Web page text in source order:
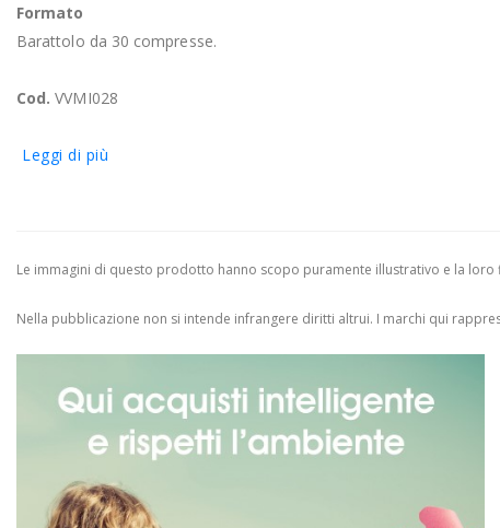
Formato
Barattolo da 30 compresse.
Cod. VVMI028
Leggi di più
Le immagini di questo prodotto hanno scopo puramente illustrativo e la
Nella pubblicazione non si intende infrangere diritti altrui. I marchi qui